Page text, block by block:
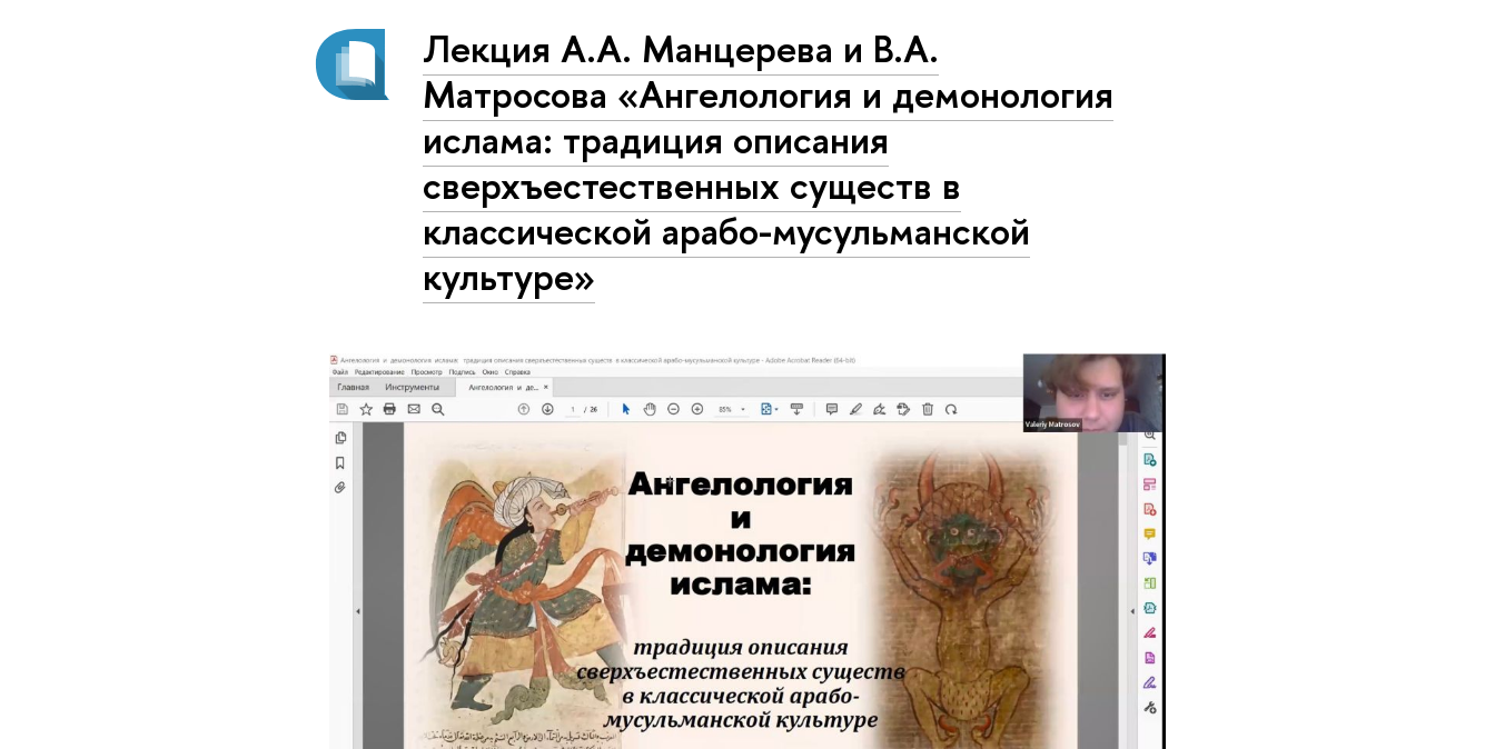
Лекция А.А. Манцерева и В.А.
Матросова «Ангелология и демонология
ислама: традиция описания
сверхъестественных существ в
классической арабо-мусульманской
культуре»